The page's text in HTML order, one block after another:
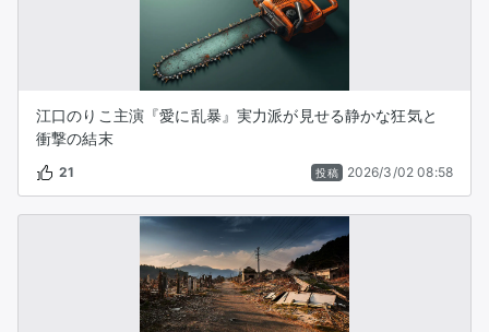
江口のりこ主演『愛に乱暴』実力派が見せる静かな狂気と
衝撃の結末
21 投稿 2026/3/02 08:58